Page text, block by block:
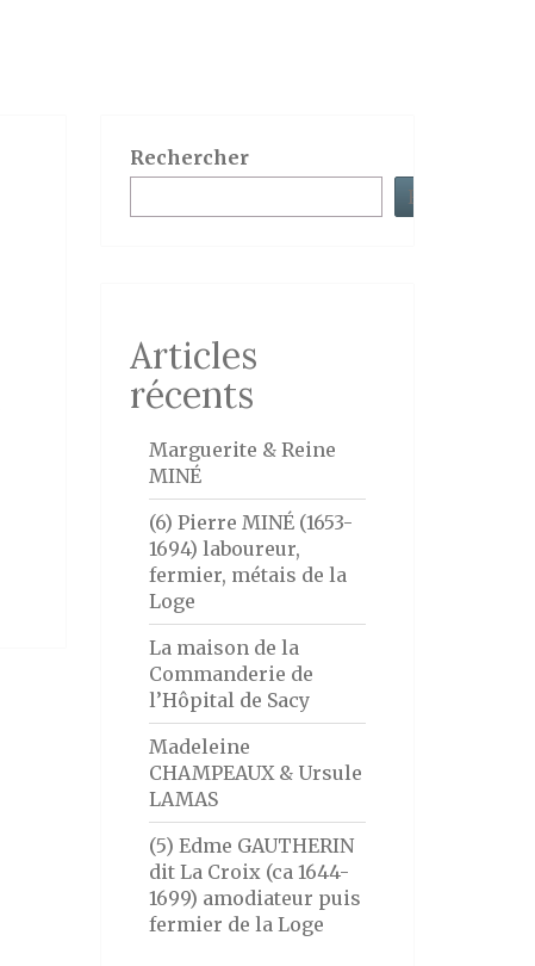
Rechercher
Rechercher
Articles
récents
Marguerite & Reine
MINÉ
(6) Pierre MINÉ (1653-
1694) laboureur,
fermier, métais de la
Loge
La maison de la
Commanderie de
l’Hôpital de Sacy
Madeleine
CHAMPEAUX & Ursule
LAMAS
(5) Edme GAUTHERIN
dit La Croix (ca 1644-
1699) amodiateur puis
fermier de la Loge